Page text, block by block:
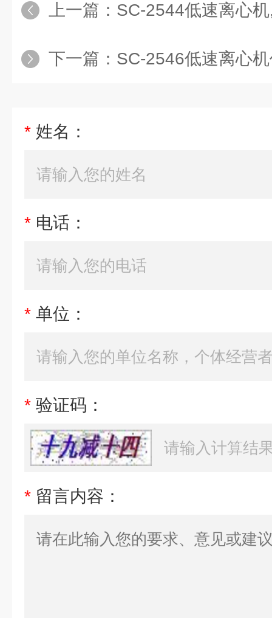
上一篇： SC-2544低速离心
下一篇： SC-2546低速离心
* 姓名：
* 电话：
* 单位：
* 验证码：
* 留言内容：